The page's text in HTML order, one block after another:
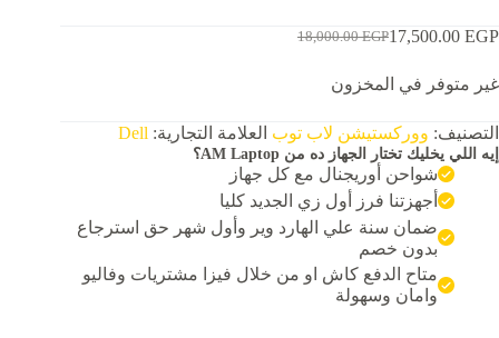
18,000.00EGP
السعر
هو:
17,500.00 EGP
السعر
هو:
غير متوفر في المخزون
التصنيف: ووركستيشن لاب توب العلامة التجارية: Dell
إيه اللي يخليك تختار الجهاز ده من AM Laptop؟
شواحن أوريجنال مع كل جهاز
أجهزتنا فرز أول زي الجديد كليا
ضمان سنة علي الهارد وير وأول شهر حق استرجاع
بدون خصم
متاح الدفع كاش او من خلال فيزا مشتريات وفاليو
وامان وسهولة